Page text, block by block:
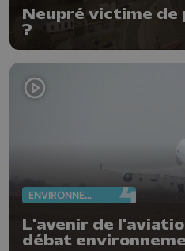
Neupré victime de
?
ENVIRONNEMENT
L'avenir de
débat